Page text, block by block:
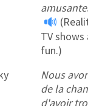
TV shows
fun.)
Nous
de la
d'avoir